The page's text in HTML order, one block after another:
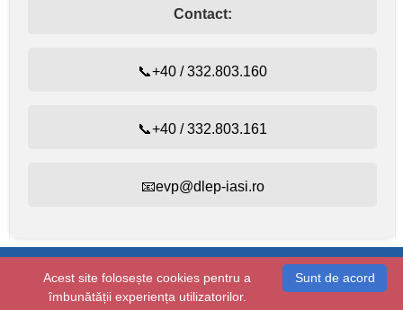
Contact:
📞+40 / 332.803.160
📞+40 / 332.803.161
📧evp@dlep-iasi.ro
+40 / 332.803.160
Starea civilă:
+40 / 232.410.314Sunt de acord
Acest site folosește cookies pentru a
îmbunătății experiența utilizatorilor.